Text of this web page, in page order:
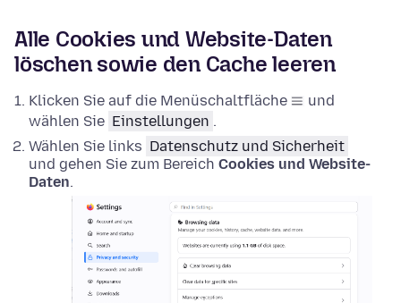
Alle Cookies und Website-Daten
löschen sowie den Cache leeren
Klicken Sie auf die Menüschaltfläche
und
wählen Sie Einstellungen .
Wählen Sie links Datenschutz und Sicherheit
und gehen Sie zum Bereich Cookies und Website-
Daten.